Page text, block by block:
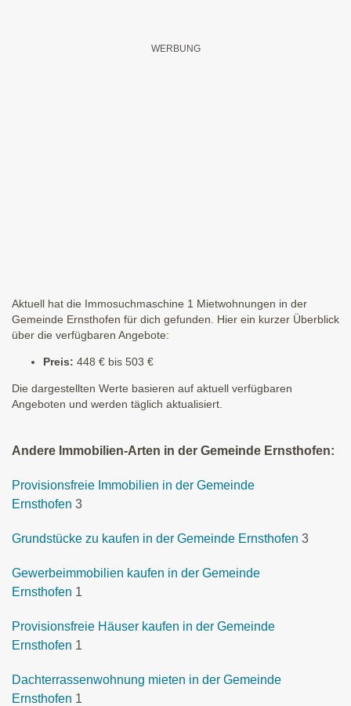
Aktuell hat die Immosuchmaschine 1 Mietwohnungen in der
Gemeinde Ernsthofen für dich gefunden. Hier ein kurzer Überblick
über die verfügbaren Angebote:
Preis: 448 € bis 503 €
Die dargestellten Werte basieren auf aktuell verfügbaren
Angeboten und werden täglich aktualisiert.
Andere Immobilien-Arten in der Gemeinde Ernsthofen:
Provisionsfreie Immobilien in der Gemeinde
Ernsthofen 3
Grundstücke zu kaufen in der Gemeinde Ernsthofen 3
Gewerbeimmobilien kaufen in der Gemeinde
Ernsthofen 1
Provisionsfreie Häuser kaufen in der Gemeinde
Ernsthofen 1
Dachterrassenwohnung mieten in der Gemeinde
Ernsthofen 1